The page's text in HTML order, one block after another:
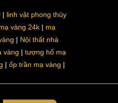
linh vật phong thủy
vàng 24k
mạ
Nội thất nhà
vàng
tượng hổ mạ
ốp trần mạ vàng